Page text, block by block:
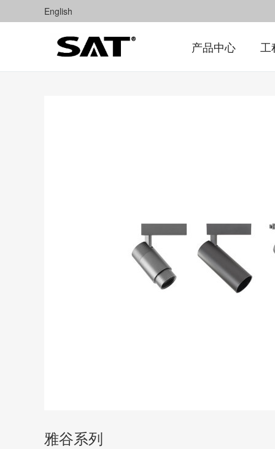
English
产品中心 工
雅谷系列